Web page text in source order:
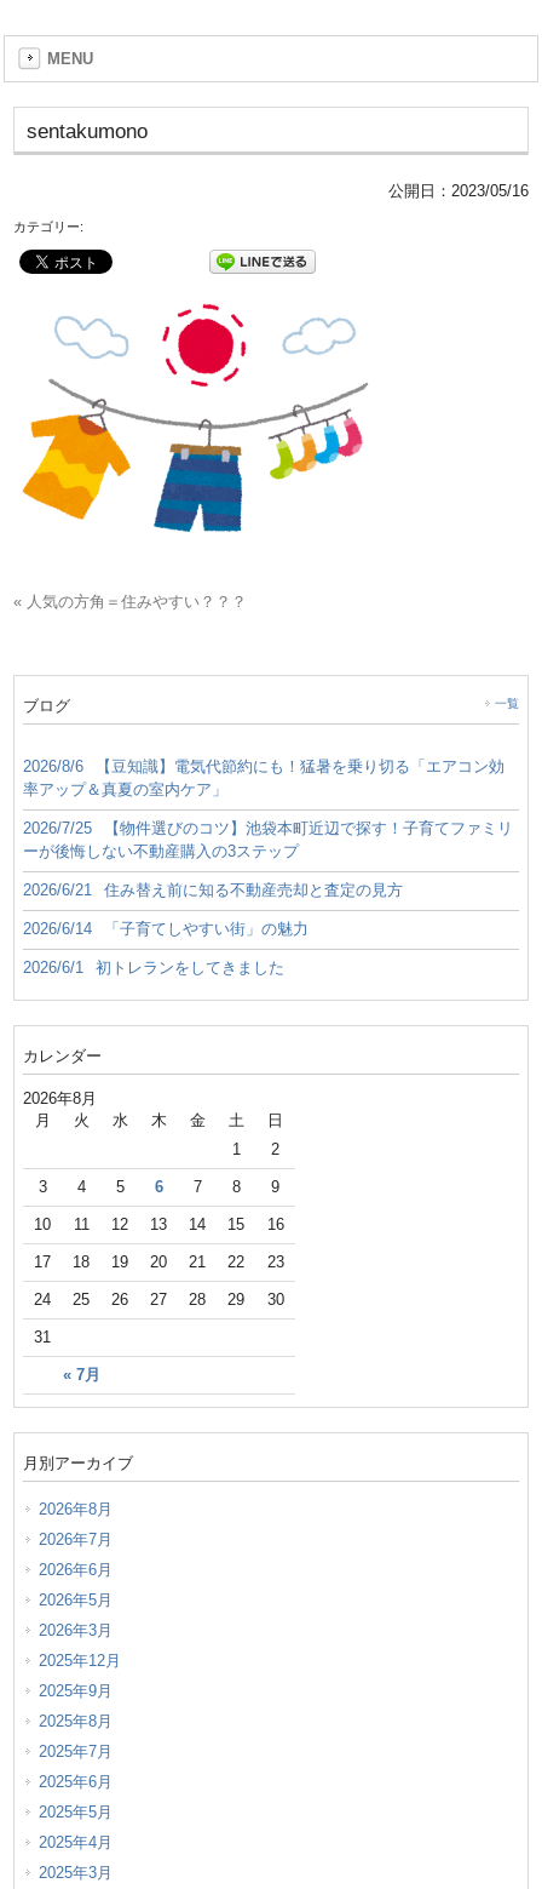
MENU
sentakumono
公開日： 2023/05/16
カテゴリー:
« 人気の方角＝住みやすい？？？
ブログ 一覧
2026/8/6
【豆知識】電気代節約にも！猛暑を乗り切る「エアコン効
率アップ＆真夏の室内ケア」
2026/7/25
【物件選びのコツ】池袋本町近辺で探す！子育てファミリ
ーが後悔しない不動産購入の3ステップ
2026/6/21 住み替え前に知る不動産売却と査定の見方
2026/6/14 「子育てしやすい街」の魅力
2026/6/1 初トレランをしてきました
カレンダー
2026年8月
月 火 水 木 金 土 日
« 7月
1 2
3 4 5 6 7 8 9
10 11 12 13 14 15 16
17 18 19 20 21 22 23
24 25 26 27 28 29 30
31
月別アーカイブ
2026年8月
2026年7月
2026年6月
2026年5月
2026年3月
2025年12月
2025年9月
2025年8月
2025年7月
2025年6月
2025年5月
2025年4月
2025年3月